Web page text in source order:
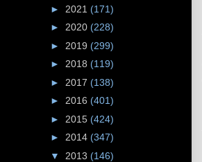
► 2021 (171)
► 2020 (228)
► 2019 (299)
► 2018 (119)
► 2017 (138)
► 2016 (401)
► 2015 (424)
► 2014 (347)
▼ 2013 (146)